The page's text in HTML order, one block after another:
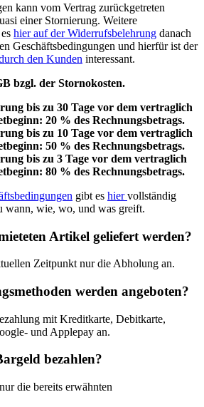
kann vom Vertrag zurückgetreten
einer Stornierung. Weitere
hier auf der Widerrufsbelehrung danach
Geschäftsbedingungen und hierfür ist der
den Kunden interessant.
bzgl. der Stornokosten.
bis zu 30 Tage vor dem vertraglich
20 % des Rechnungsbetrags.
bis zu 10 Tage vor dem vertraglich
50 % des Rechnungsbetrags.
bis zu 3 Tage vor dem vertraglich
80 % des Rechnungsbetrags.
gibt es hiervollständig
wann, wie, wo, und was greift.
Artikel geliefert werden?
Zeitpunkt nur die Abholung an.
werden angeboten?
mit Kreditkarte, Debitkarte,
und Applepay an.
bezahlen?
die bereits erwähnten